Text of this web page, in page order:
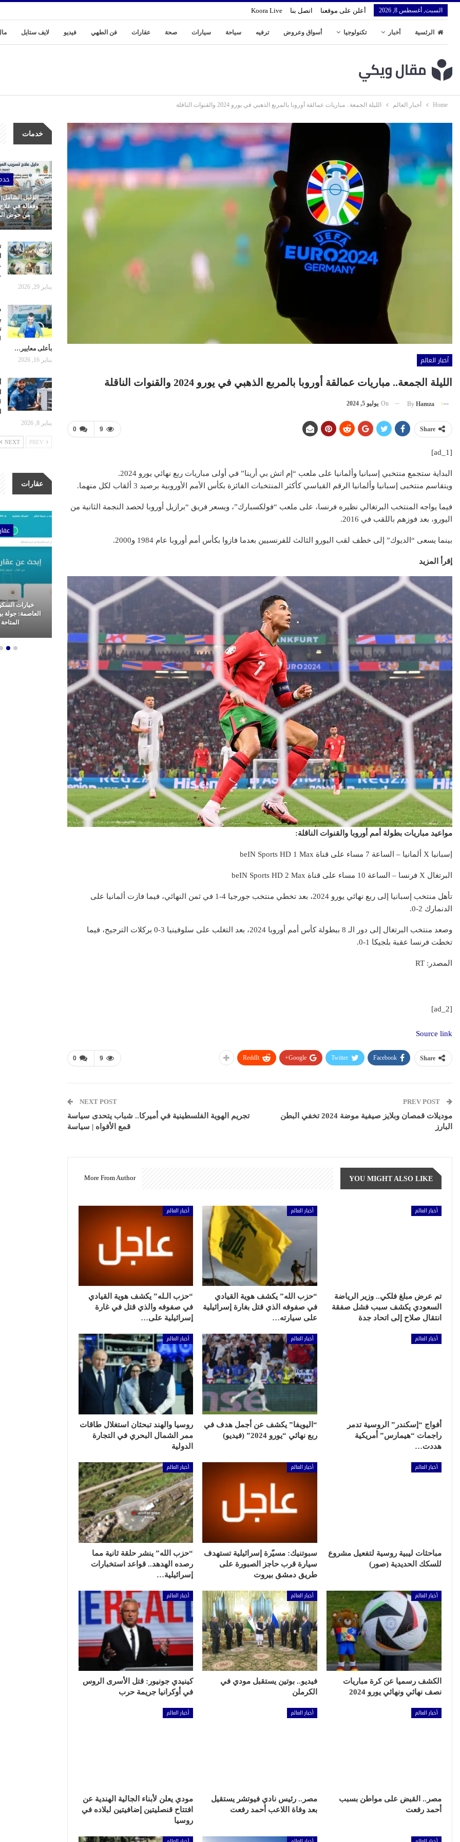
السبت, أغسطس 8, 2026 أعلن على موقعنا اتصل بنا Koora Live
الرئسية أخبار تكنولوجيا أسواق وعروض ترفيه سياحة سيارات صحة عقارات فن الطهي فيديو لايف ستايل
Home أخبار العالم الليلة الجمعة.. مباريات عمالقة أوروبا بالمربع الذهبي في يورو 2024 والقنوات الناقلة
أخبار العالم
الليلة الجمعة.. مباريات عمالقة أوروبا بالمربع الذهبي في يورو 2024 والقنوات الناقلة
By Hamza
On يوليو 5, 2024
0 9 Share
[ad_1]
البداية ستجمع منتخبي إسبانيا وألمانيا على ملعب “إم اتش بي أرينا” في أولى مباريات ربع نهائي يورو 2024.
ويتقاسم منتخبى إسبانيا وألمانيا الرقم القياسي كأكثر المنتخبات الفائزة بكأس الأمم الأوروبية برصيد 3 ألقاب لكل منهما.
فيما يواجه المنتخب البرتغالي نظيره فرنسا، على ملعب “فولكسبارك”، ويسعر فريق “برازيل أوروبا لحصد النجمة الثانية من
اليورو، بعد فوزهم باللقب في 2016.
بينما يسعى “الديوك” إلى خطف لقب اليورو الثالث للفرنسيين بعدما فازوا بكأس أمم أوروبا عام 1984 و2000.
إقرأ المزيد
مواعيد مباريات بطولة أمم أوروبا والقنوات الناقلة:
إسبانيا X ألمانيا – الساعة 7 مساء على قناة beIN Sports HD 1 Max
البرتغال X فرنسا – الساعة 10 مساء على قناة beIN Sports HD 2 Max
تأهل منتخب إسبانيا إلى ربع نهائي يورو 2024، بعد تخطي منتخب جورجيا 4-1 في ثمن النهائي، فيما فازت ألمانيا على
الدنمارك 2-0.
وصعد منتخب البرتغال إلى دور الـ 8 ببطولة كأس أمم أوروبا 2024، بعد التغلب على سلوفينيا 3-0 بركلات الترجيح، فيما
تخطت فرنسا عقبة بلجيكا 1-0.
المصدر: RT
[ad_2]
Source link
0 9 Share
Facebook
Twitter
Google+
ReddIt
موديلات قمصان وبلايز صيفية موضة 2024 تخفي البطن
البارز
NEXT POST
تجريم الهوية الفلسطينية في أميركا.. شباب يتحدى سياسة
قمع الأفواه | سياسة
YOU MIGHT ALSO LIKE
More From Author
أخبار العالم
تم عرض مبلغ فلكي.. وزير الرياضة
السعودي يكشف سبب فشل صفقة
انتقال صلاح إلى اتحاد جدة
أخبار العالم
“حزب الله” يكشف هوية القيادي
في صفوفه الذي قتل بغارة إسرائيلية
على سيارته…
أخبار العالم
“حزب الـله” يكشف هوية القيادي
في صفوفه والذي قتل في غارة
إسرائيلية على…
أخبار العالم
أفواج “إسكندر” الروسية تدمر
راجمات “هيمارس” أمريكية
هددت…
أخبار العالم
“اليويفا” يكشف عن أجمل هدف في
ربع نهائي “يورو 2024” (فيديو)
أخبار العالم
روسيا والهند تبحثان استغلال طاقات
ممر الشمال البحري في التجارة
الدولية
أخبار العالم
مباحثات ليبية روسية لتفعيل مشروع
للسكك الحديدية (صور)
أخبار العالم
سبوتنيك: مسيّرة إسرائيلية تستهدف
سيارة قرب حاجز الصبورة على
طريق دمشق بيروت
أخبار العالم
“حزب الله” ينشر حلقة ثانية مما
رصده الهدهد.. قواعد استخبارات
إسرائيلية…
أخبار العالم
الكشف رسميا عن كرة مباريات
نصف نهائي ونهائي يورو 2024
أخبار العالم
فيديو.. بوتين يستقبل مودي في
الكرملن
أخبار العالم
كينيدي جونيور: قتل الأسرى الروس
في أوكرانيا جريمة حرب
أخبار العالم
مصر.. القبض على مواطن بسبب
أحمد رفعت
أخبار العالم
مصر.. رئيس نادي فيوتشر يستقيل
بعد وفاة اللاعب أحمد رفعت
أخبار العالم
مودي يعلن لأبناء الجالية الهندية عن
افتتاح قنصليتين إضافيتين لبلاده في
روسيا
خدمات
الدليل
وفعالة في
من حوض
يناير 29, 2026
بأعلى معايير…
يناير 16, 2026
يناير 8, 2026
NEXT
عقارات
تطبيق سكن العقاري: ثورة
رقمية في عالم العقارات
مشاريع شركة الأولى للتطوير
العقاري.. ريادة وتميز في غرب
القاهرة
خيارات السكن الراقي في
العاصمة: جولة بين أفخم الشقق
المتاحة للإيجار
كلين
نقدم خدمات
المملكة